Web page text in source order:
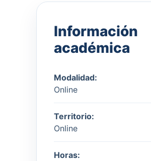
Información
académica
Modalidad:
Online
Territorio:
Online
Horas: